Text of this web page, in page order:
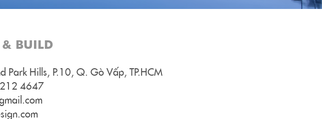
& BUILD
Hills, P.10, Q. Gò Vấp, TP.HCM
4647